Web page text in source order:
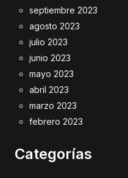
septiembre 2023
agosto 2023
julio 2023
junio 2023
mayo 2023
abril 2023
marzo 2023
febrero 2023
Categorías